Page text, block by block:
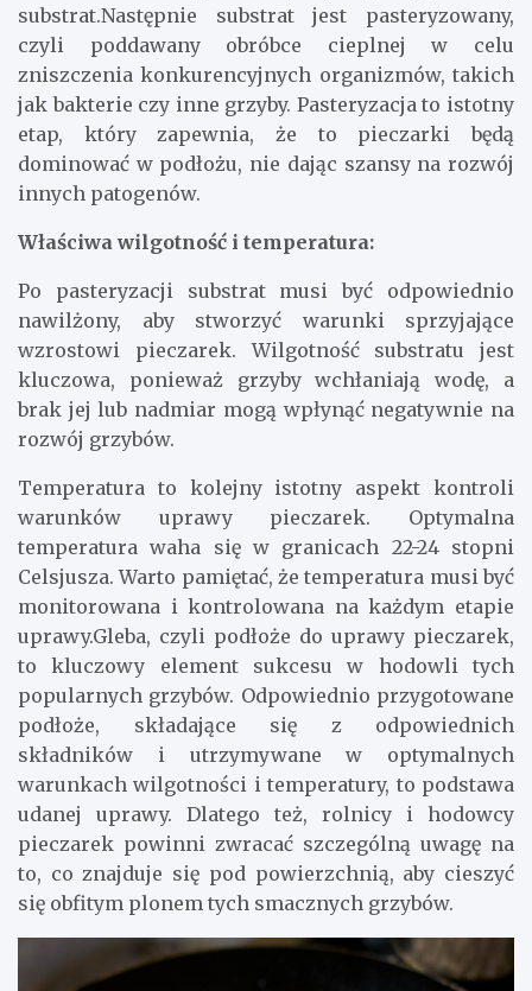
substrat.Następnie substrat jest pasteryzowany,
czyli poddawany obróbce cieplnej w celu
zniszczenia konkurencyjnych organizmów, takich
jak bakterie czy inne grzyby. Pasteryzacja to istotny
etap, który zapewnia, że to pieczarki będą
dominować w podłożu, nie dając szansy na rozwój
innych patogenów.
Właściwa wilgotność i temperatura:
Po pasteryzacji substrat musi być odpowiednio
nawilżony, aby stworzyć warunki sprzyjające
wzrostowi pieczarek. Wilgotność substratu jest
kluczowa, ponieważ grzyby wchłaniają wodę, a
brak jej lub nadmiar mogą wpłynąć negatywnie na
rozwój grzybów.
Temperatura to kolejny istotny aspekt kontroli
warunków uprawy pieczarek. Optymalna
temperatura waha się w granicach 22-24 stopni
Celsjusza. Warto pamiętać, że temperatura musi być
monitorowana i kontrolowana na każdym etapie
uprawy.Gleba, czyli podłoże do uprawy pieczarek,
to kluczowy element sukcesu w hodowli tych
popularnych grzybów. Odpowiednio przygotowane
podłoże, składające się z odpowiednich
składników i utrzymywane w optymalnych
warunkach wilgotności i temperatury, to podstawa
udanej uprawy. Dlatego też, rolnicy i hodowcy
pieczarek powinni zwracać szczególną uwagę na
to, co znajduje się pod powierzchnią, aby cieszyć
się obfitym plonem tych smacznych grzybów.